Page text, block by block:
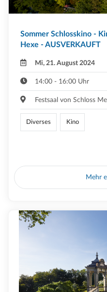
Sommer Schlosskino -
Hexe - AUSVERKAUFT
Mi, 21. August 2024
14:00 - 16:00 Uhr
Festsaal von Schloss
Diverses Kino
Mehr